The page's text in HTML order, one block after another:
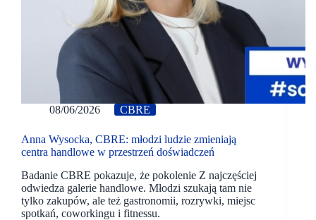
08/06/2026 CBRE
Anna Wysocka, CBRE: młodzi ludzie zmieniają
centra handlowe w przestrzeń doświadczeń
Badanie CBRE pokazuje, że pokolenie Z najczęściej
odwiedza galerie handlowe. Młodzi szukają tam nie
tylko zakupów, ale też gastronomii, rozrywki, miejsc
spotkań, coworkingu i fitnessu.